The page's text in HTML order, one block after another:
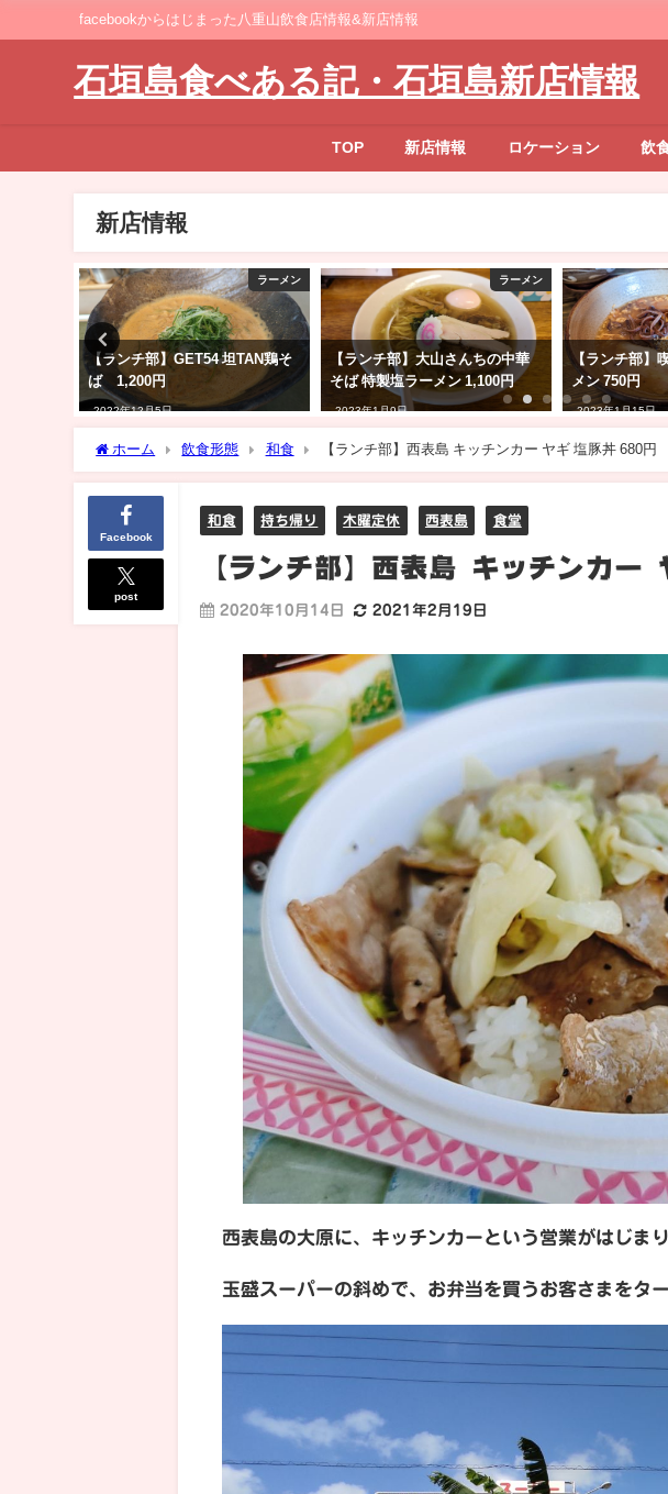
facebookからはじまった八重山飲食店情報&新店情報
石垣島食べある記・石垣島新店情報
TOP 新店情報 ロケーション 飲
新店情報
ラーメン
【ランチ部】GET54 坦TAN鶏そ
ば 1,200円
2022年12月5日
ラーメン
【ランチ部】大山さんちの中華
そば 特製塩ラーメン 1,100円
2023年1月9日
【ランチ部】
メン 750円
2023年1月15日
ホーム 飲食形態 和食 【ランチ部】西表島 キッチンカー ヤギ 塩豚丼 680円
Facebook
post
和食 持ち帰り 木曜定休 西表島 食堂
【ランチ部】西表島 キッチンカ
2020年10月14日 2021年2月19日
西表島の大原に、キッチンカーという営業がはじま
玉盛スーパーの斜めで、お弁当を買うお客さまをタ